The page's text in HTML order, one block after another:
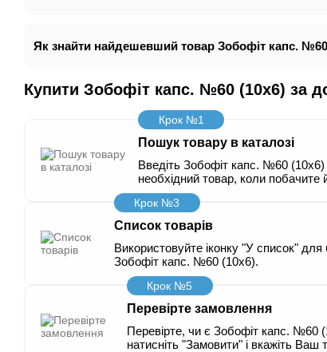
Як знайти найдешевший товар Зобофіт капс.
Купити Зобофіт капс. №60 (10х6) за
Крок №1
Пошук товару в каталозі
Введіть Зобофіт капс. №60
необхідний товар, коли побачите
Крок №3
Список товарів
Використовуйте іконку "У список"
Зобофіт капс. №60 (10х6).
Крок №5
Перевірте замовлення
Перевірте, чи є Зобофіт капс. №60
натисніть "Замовити" і вкажіть Ваш